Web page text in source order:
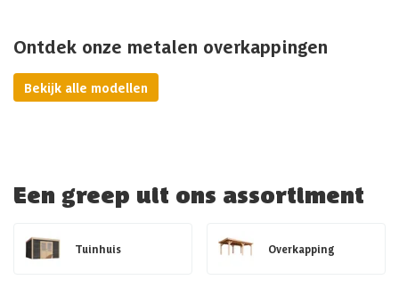
Ontdek onze metalen overkappingen
Bekijk alle modellen
Een greep uit ons assortiment
Tuinhuis Overkapping